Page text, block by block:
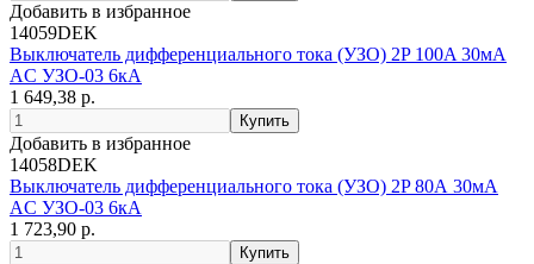
Добавить в избранное
14059DEK
Выключатель дифференциального тока (УЗО) 2P 100A 30мА
AC УЗО-03 6кА
1 649,38 р.
Добавить в избранное
14058DEK
Выключатель дифференциального тока (УЗО) 2P 80А 30мА
AC УЗО-03 6кА
1 723,90 р.